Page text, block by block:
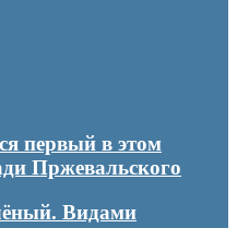
первый в этом
Пржевальского
Видами